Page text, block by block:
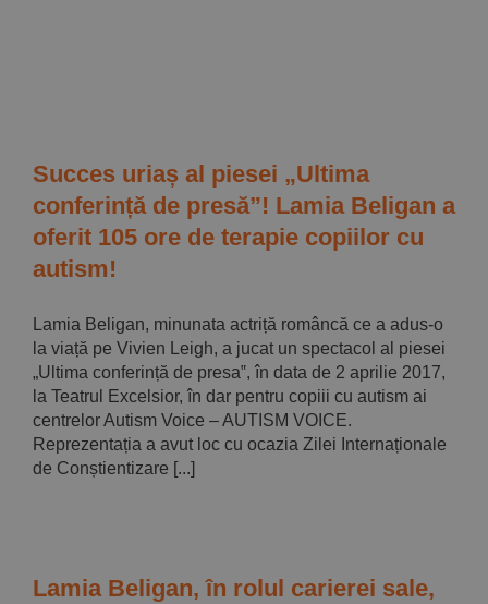
Succes uriaș al piesei „Ultima
conferință de presă”! Lamia Beligan a
oferit 105 ore de terapie copiilor cu
autism!
Lamia Beligan, minunata actriță româncă ce a adus-o
la viață pe Vivien Leigh, a jucat un spectacol al piesei
„Ultima conferință de presa‟, în data de 2 aprilie 2017,
la Teatrul Excelsior, în dar pentru copiii cu autism ai
centrelor Autism Voice – AUTISM VOICE.
Reprezentația a avut loc cu ocazia Zilei Internaționale
de Conștientizare [...]
Lamia Beligan, în rolul carierei sale,